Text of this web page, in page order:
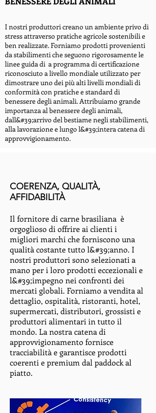
I nostri produttori creano un ambiente privo di
stress attraverso pratiche agricole sostenibili e
ben realizzate. Forniamo prodotti provenienti
da stabilimenti che seguono rigorosamente le
linee guida di a programma di certificazione
riconosciuto a livello mondiale utilizzato per
dimostrare uno dei più alti livelli mondiali di
conformità con pratiche e standard di
benessere degli animali. Attribuiamo grande
importanza al benessere degli animali,
dall&#39;arrivo del bestiame negli stabilimenti,
alla lavorazione e lungo l&#39;intera catena di
approvvigionamento.
COERENZA, QUALITÀ,
AFFIDABILITÀ
Il fornitore di carne brasiliana è
orgoglioso di offrire ai clienti i
migliori marchi che forniscono una
qualità costante tutto l&#39;anno. I
nostri produttori sono selezionati a
mano per i loro prodotti eccezionali e
l&#39;impegno nei confronti dei
mercati globali. Forniamo a vendita al
dettaglio, ospitalità, ristoranti, hotel,
supermercati, distributori, grossisti e
produttori alimentari in tutto il
mondo. La nostra catena di
approvvigionamento fornisce
tracciabilità e garantisce prodotti
coerenti e premium dal paddock al
piatto.